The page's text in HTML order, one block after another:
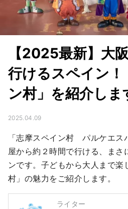
【2025最新】大
行けるスペイン！
ン村」を紹介しま
2025.04.09
「志摩スペイン村　パルケエ
屋から約２時間で行ける、まさ
ンです。子どもから大人まで楽
村」の魅力をご紹介します。
ライター